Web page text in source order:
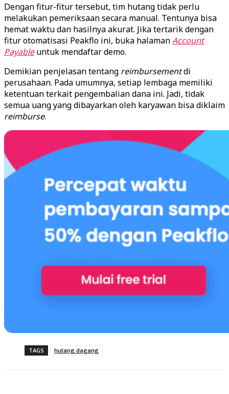
Dengan fitur-fitur tersebut, tim hutang tidak perlu
melakukan pemeriksaan secara manual. Tentunya bisa
hemat waktu dan hasilnya akurat. Jika tertarik dengan
fitur otomatisasi Peakflo ini, buka halamanAccount
Payableuntuk mendaftar demo.
Demikian penjelasan tentang reimbursementdi
perusahaan. Pada umumnya, setiap lembaga memiliki
ketentuan terkait pengembalian dana ini. Jadi, tidak
semua uang yang dibayarkan oleh karyawan bisa diklaim
reimburse.
TAGS hutang dagang